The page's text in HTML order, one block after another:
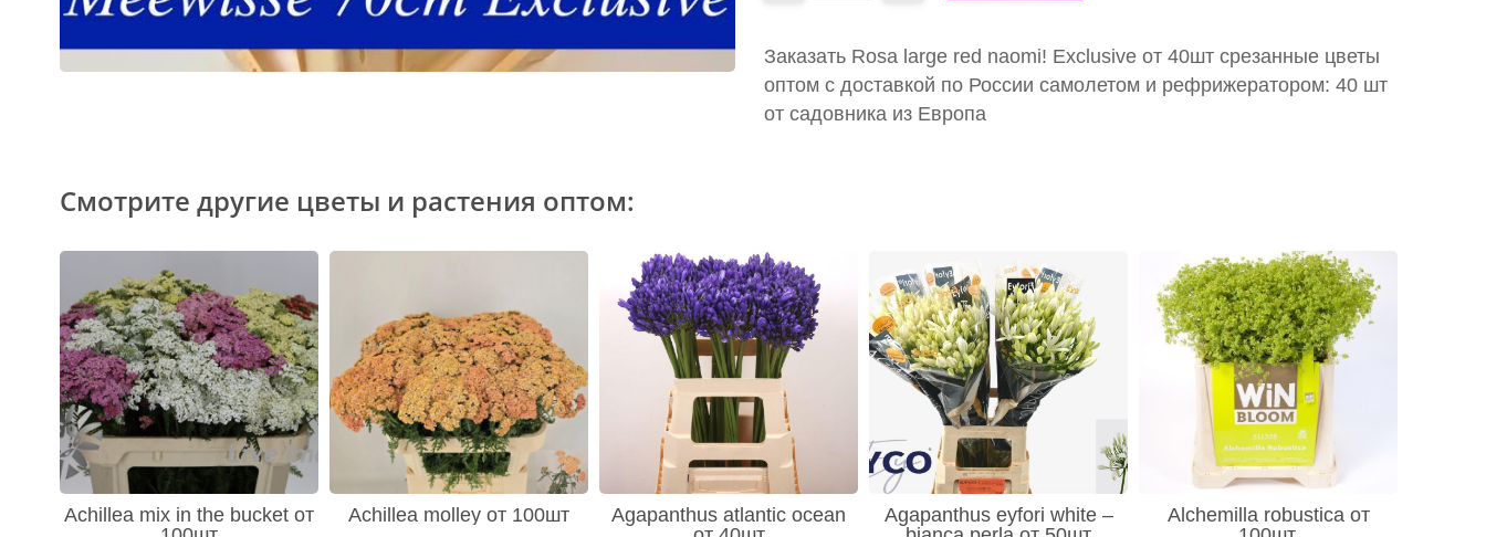
Заказать Rosa large red naomi! Exclusive от 40шт срезанные цветы
оптом с доставкой по России самолетом и рефрижератором: 40 шт
от садовника из Европа
Смотрите другие цветы и растения оптом:
Achillea mix in the bucket от
Achillea molley от 100шт
Agapanthus atlantic ocean
Agapanthus eyfori white –
Alchemilla robustica от